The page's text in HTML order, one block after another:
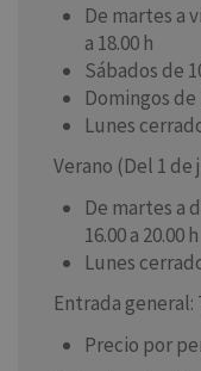
De martes a
a 18.00 h
Sábados de
Domingos de
Lunes
Verano (Del 1
De martes a
16.00 a 20.00 h
Lunes
Entrada general:
Precio por